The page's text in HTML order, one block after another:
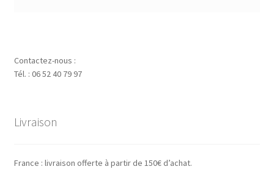
Contactez-nous :
Tél. : 06 52 40 79 97
Livraison
France : livraison offerte à partir de 150€ d’achat.